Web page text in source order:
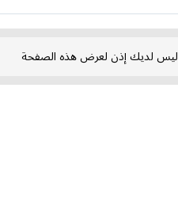
ليس لديك إذن لعرض هذه الصفحة